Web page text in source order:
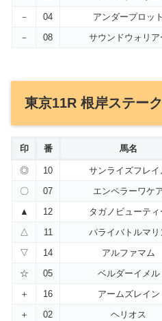
－
04 アンダープロット
－
08 サウンドウォリア
東京11R 根岸ステー
印 番 馬名
◎ 10 サンライズフレイ
〇
07 エンペラーワケ
▲
12 タガノビューティ
△
11 パライバトルマリ
▽
14 アルファマム
☆
05 ベルダーイメル
＋
16 アームズレイン
＋
02 ヘリオス